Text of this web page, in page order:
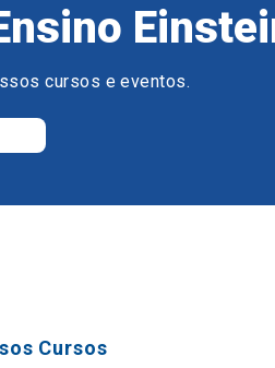
cursos e eventos.
Cursos